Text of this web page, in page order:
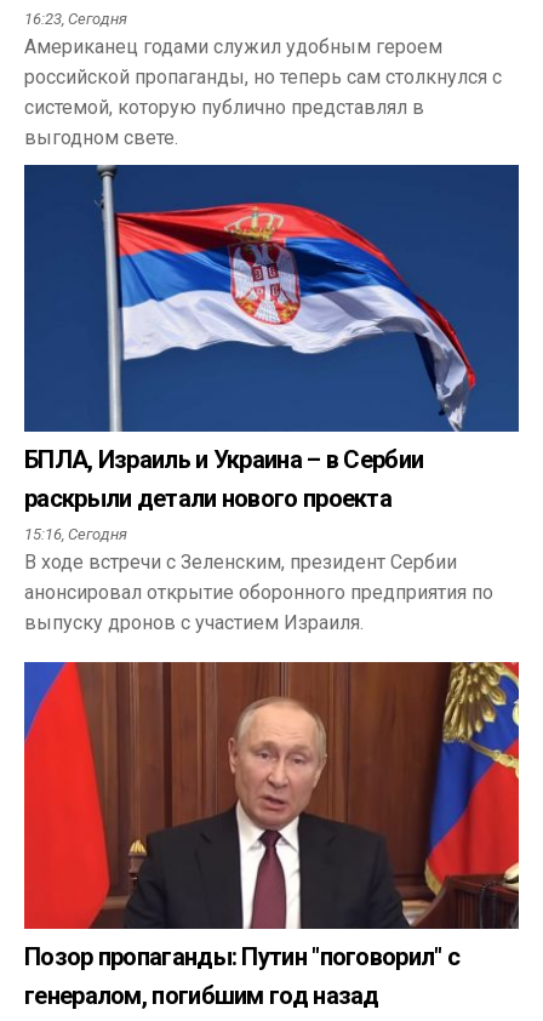
16:23, Сегодня
Американец годами служил удобным героем
российской пропаганды, но теперь сам столкнулся с
системой, которую публично представлял в
выгодном свете.
БПЛА, Израиль и Украина – в Сербии
раскрыли детали нового проекта
15:16, Сегодня
В ходе встречи с Зеленским, президент Сербии
анонсировал открытие оборонного предприятия по
выпуску дронов с участием Израиля.
Позор пропаганды: Путин "поговорил" с
генералом, погибшим год назад